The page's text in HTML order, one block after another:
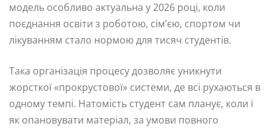
модель особливо актуальна у 2026 році, коли
поєднання освіти з роботою, сім’єю, спортом чи
лікуванням стало нормою для тисяч студентів.
Така організація процесу дозволяє уникнути
жорсткої «прокрустової» системи, де всі рухаються в
одному темпі. Натомість студент сам планує, коли і
як опановувати матеріал, за умови повного